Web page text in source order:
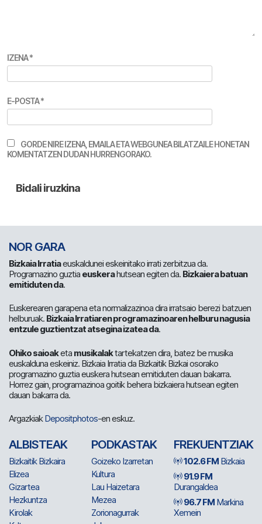
IZENA*
E-POSTA*
GORDE NIRE IZENA, EMAILA ETA WEBGUNEA BILATZAILE HONETAN
KOMENTATZEN DUDAN HURRENGORAKO.
NOR GARA
Bizkaia Irratiaeuskaldunei eskeinitako irrati zerbitzua da.
Programazino guztia euskerahutsean egiten da. Bizkaiera batuan
emitiduten da.
Euskerearen garapena eta normalizazinoa dira irratsaio berezi batzuen
helburuak. Bizkaia Irratiaren programazinoaren helburu nagusia
entzule guztientzat atsegina izatea da.
Ohiko saioaketa musikalaktartekatzen dira, batez be musika
euskalduna eskeiniz. Bizkaia Irratia da Bizkaitik Bizkai osorako
programazino guztia euskera hutsean emitiduten dauan bakarra.
Horrez gain, programazinoa goitik behera bizkaiera hutsean egiten
dauan bakarra da.
ArgazkiakDepositphotos-en eskuz.
ALBISTEAK
Bizkaitik Bizkaira
Elizea
Gizartea
Hezkuntza
Kirolak
PODKASTAK
Goizeko Izarretan
Kultura
Lau Haizetara
Mezea
Zorionagurrak
FREKUENTZIAK
102.6 FM Bizkaia
91.9 FM
Durangaldea
96.7 FM Markina
Xemein